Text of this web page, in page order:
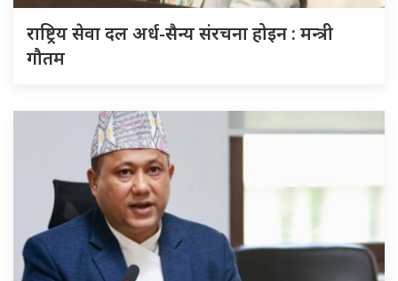
राष्ट्रिय सेवा दल अर्ध-सैन्य संरचना होइन : मन्त्री
गौतम